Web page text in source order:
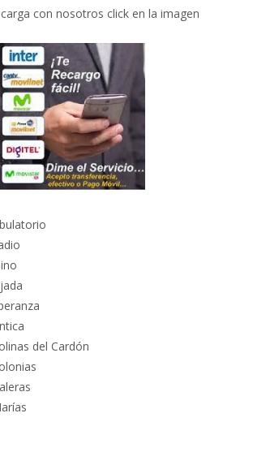
con nosotros click en la imagen
del Cardón